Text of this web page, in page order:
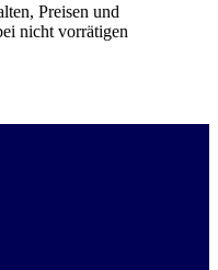
Preisen und
nicht vorrätigen